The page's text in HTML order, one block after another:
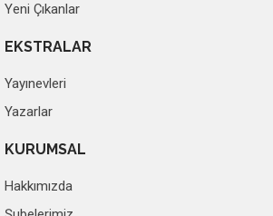
Yeni Çıkanlar
EKSTRALAR
Yayınevleri
Yazarlar
KURUMSAL
Hakkımızda